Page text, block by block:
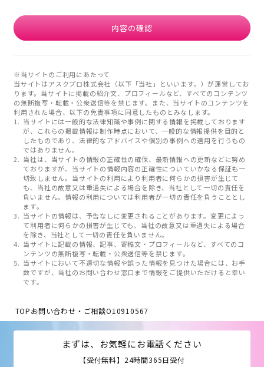
内容の確認
※当サイトのご利用にあたって
当サイトはアスクプロ株式会社（以下「当社」といいます。）が運営してお
ります。当サイトに掲載の紹介文、プロフィールなど、すべてのコンテンツ
の無断複写・転載・公衆送信等を禁じます。また、当サイトのコンテンツを
利用された場合、以下の免責事項に同意したものとみなします。
当サイトには一般的な法律知識や事例に関する情報を掲載しております
が、これらの掲載情報は制作時点において、一般的な情報提供を目的と
したものであり、法律的なアドバイスや個別の事例への適用を行うもの
ではありません。
当社は、当サイトの情報の正確性の確保、最新情報への更新などに努め
ておりますが、当サイトの情報内容の正確性についていかなる保証も一
切致しません。当サイトの利用により利用者に何らかの損害が生じて
も、当社の故意又は重過失による場合を除き、当社として一切の責任を
負いません。情報の利用については利用者が一切の責任を負うこととし
ます。
当サイトの情報は、予告なしに変更されることがあります。変更によっ
て利用者に何らかの損害が生じても、当社の故意又は重過失による場合
を除き、当社として一切の責任を負いません。
当サイトに記載の情報、記事、寄稿文・プロフィールなど、すべてのコ
ンテンツの無断複写・転載・公衆送信等を禁じます。
当サイトにおいて不適切な情報や誤った情報を見つけた場合には、お手
数ですが、当社のお問い合わせ窓口まで情報をご提供いただけると幸い
です。
TOPお問い合わせ・ご相談O10910567
まずは、お気軽にお電話ください
【受付無料】24時間365日受付